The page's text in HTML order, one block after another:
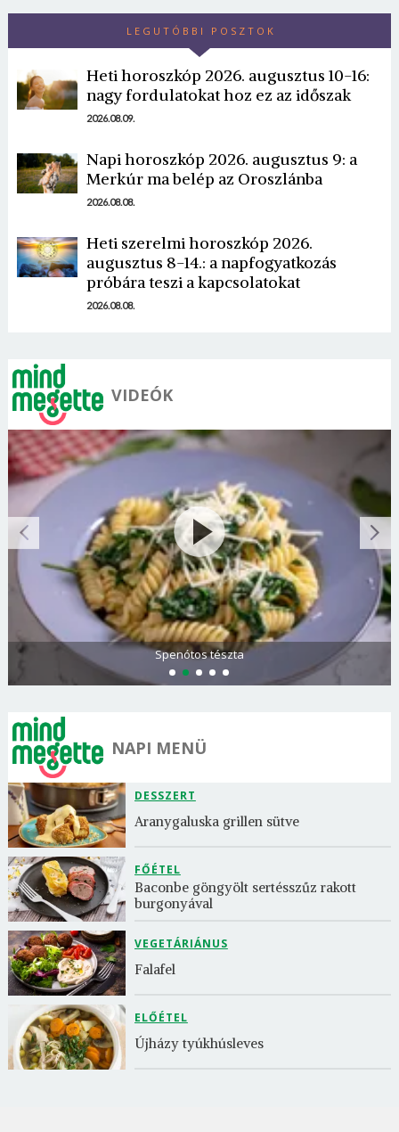
LEGUTÓBBI POSZTOK
Heti horoszkóp 2026. augusztus 10-16:
nagy fordulatokat hoz ez az időszak
2026.08.09.
Napi horoszkóp 2026. augusztus 9: a
Merkúr ma belép az Oroszlánba
2026.08.08.
Heti szerelmi horoszkóp 2026.
augusztus 8-14.: a napfogyatkozás
próbára teszi a kapcsolatokat
2026.08.08.
VIDEÓK
Spenótos tészta
NAPI MENÜ
DESSZERT
Aranygaluska grillen sütve
FŐÉTEL
Baconbe göngyölt sertésszűz rakott
burgonyával
VEGETÁRIÁNUS
Falafel
ELŐÉTEL
Újházy tyúkhúsleves
Borsonline bejelentkezés
E-mail cím vagy felhasználónév
Jelszó
Mégse